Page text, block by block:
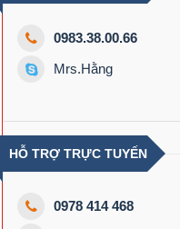
0983.38.00.66
Mrs.Hằng
HỖ TRỢ TRỰC TUYẾN
0978 414 468